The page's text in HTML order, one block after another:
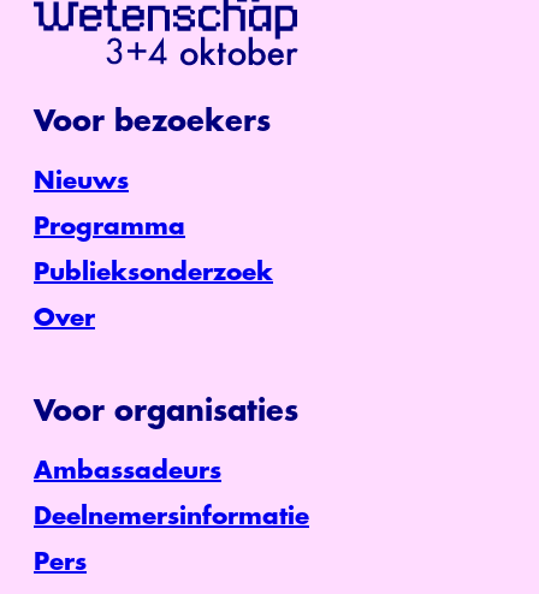
Voor bezoekers
Nieuws
Programma
Publieksonderzoek
Over
Voor organisaties
Ambassadeurs
Deelnemersinformatie
Pers